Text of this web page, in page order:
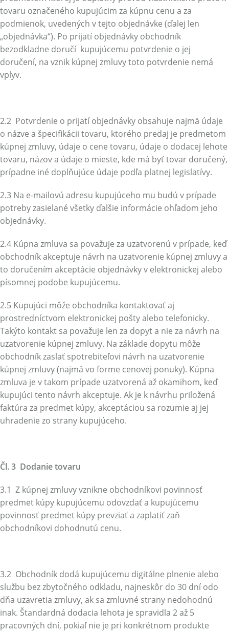
tovaru označeného kupujúcim za kúpnu cenu a za
podmienok, uvedených v tejto objednávke (ďalej len
„objednávka“). Po prijatí objednávky obchodník
bezodkladne doručí kupujúcemu potvrdenie o jej
doručení, na vznik kúpnej zmluvy toto potvrdenie nemá
vplyv.
2.2 Potvrdenie o prijatí objednávky obsahuje najmä údaje
o názve a špecifikácii tovaru, ktorého predaj je predmetom
kúpnej zmluvy, údaje o cene tovaru, údaje o dodacej lehote
tovaru, názov a údaje o mieste, kde má byť tovar doručený,
prípadne iné doplňujúce údaje podľa platnej legislatívy.
2.3 Na e-mailovú adresu kupujúceho mu budú v prípade
potreby zasielané všetky ďalšie informácie ohľadom jeho
objednávky.
2.4 Kúpna zmluva sa považuje za uzatvorenú v prípade, keď
obchodník akceptuje návrh na uzatvorenie kúpnej zmluvy a
to doručením akceptácie objednávky v elektronickej alebo
písomnej podobe kupujúcemu.
2.5 Kupujúci môže obchodníka kontaktovať aj
prostredníctvom elektronickej pošty alebo telefonicky.
Takýto kontakt sa považuje len za dopyt a nie za návrh na
uzatvorenie kúpnej zmluvy. Na základe dopytu môže
obchodník zaslať spotrebiteľovi návrh na uzatvorenie
kúpnej zmluvy (najmä vo forme cenovej ponuky). Kúpna
zmluva je v takom prípade uzatvorená až okamihom, keď
kupujúci tento návrh akceptuje. Ak je k návrhu priložená
faktúra za predmet kúpy, akceptáciou sa rozumie aj jej
uhradenie zo strany kupujúceho.
Čl. 3 Dodanie tovaru
3.1 Z kúpnej zmluvy vznikne obchodníkovi povinnosť
predmet kúpy kupujúcemu odovzdať a kupujúcemu
povinnosť predmet kúpy prevziať a zaplatiť zaň
obchodníkovi dohodnutú cenu.
3.2 Obchodník dodá kupujúcemu digitálne plnenie alebo
službu bez zbytočného odkladu, najneskôr do 30 dní odo
dňa uzavretia zmluvy, ak sa zmluvné strany nedohodnú
inak. Štandardná dodacia lehota je spravidla 2 až 5
pracovných dní, pokiaľ nie je pri konkrétnom produkte